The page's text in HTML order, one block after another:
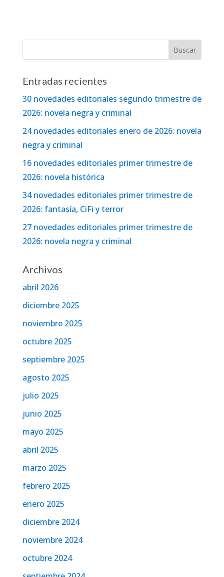
Entradas recientes
30 novedades editoriales segundo trimestre de
2026: novela negra y criminal
24 novedades editoriales enero de 2026: novela
negra y criminal
16 novedades editoriales primer trimestre de
2026: novela histórica
34 novedades editoriales primer trimestre de
2026: fantasía, CiFi y terror
27 novedades editoriales primer trimestre de
2026: novela negra y criminal
Archivos
abril 2026
diciembre 2025
noviembre 2025
octubre 2025
septiembre 2025
agosto 2025
julio 2025
junio 2025
mayo 2025
abril 2025
marzo 2025
febrero 2025
enero 2025
diciembre 2024
noviembre 2024
octubre 2024